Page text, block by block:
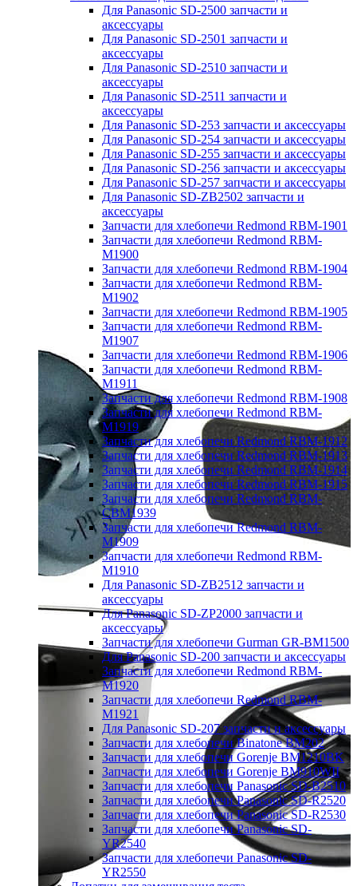
Для Panasonic SD-2500 запчасти и
аксессуары
Для Panasonic SD-2501 запчасти и
аксессуары
Для Panasonic SD-2510 запчасти и
аксессуары
Для Panasonic SD-2511 запчасти и
аксессуары
Для Panasonic SD-253 запчасти и аксессуары
Для Panasonic SD-254 запчасти и аксессуары
Для Panasonic SD-255 запчасти и аксессуары
Для Panasonic SD-256 запчасти и аксессуары
Для Panasonic SD-257 запчасти и аксессуары
Для Panasonic SD-ZB2502 запчасти и
аксессуары
Запчасти для хлебопечи Redmond RBM-1901
Запчасти для хлебопечи Redmond RBM-
M1900
Запчасти для хлебопечи Redmond RBM-1904
Запчасти для хлебопечи Redmond RBM-
M1902
Запчасти для хлебопечи Redmond RBM-1905
Запчасти для хлебопечи Redmond RBM-
M1907
Запчасти для хлебопечи Redmond RBM-1906
Запчасти для хлебопечи Redmond RBM-
M1911
Запчасти для хлебопечи Redmond RBM-1908
Запчасти для хлебопечи Redmond RBM-
M1919
Запчасти для хлебопечи Redmond RBM-1912
Запчасти для хлебопечи Redmond RBM-1913
Запчасти для хлебопечи Redmond RBM-1914
Запчасти для хлебопечи Redmond RBM-1915
Запчасти для хлебопечи Redmond RBM-
CBM1939
Запчасти для хлебопечи Redmond RBM-
M1909
Запчасти для хлебопечи Redmond RBM-
M1910
Для Panasonic SD-ZB2512 запчасти и
аксессуары
Для Panasonic SD-ZP2000 запчасти и
аксессуары
Запчасти для хлебопечи Gurman GR-BM1500
Для Panasonic SD-200 запчасти и аксессуары
Запчасти для хлебопечи Redmond RBM-
M1920
Запчасти для хлебопечи Redmond RBM-
M1921
Для Panasonic SD-207 запчасти и аксессуары
Запчасти для хлебопечи Binatone BM202
Запчасти для хлебопечи Gorenje BM1210BK
Запчасти для хлебопечи Gorenje BM910WII
Запчасти для хлебопечи Panasonic SD-B2510
Запчасти для хлебопечи Panasonic SD-R2520
Запчасти для хлебопечи Panasonic SD-R2530
Запчасти для хлебопечи Panasonic SD-
YR2540
Запчасти для хлебопечи Panasonic SD-
YR2550